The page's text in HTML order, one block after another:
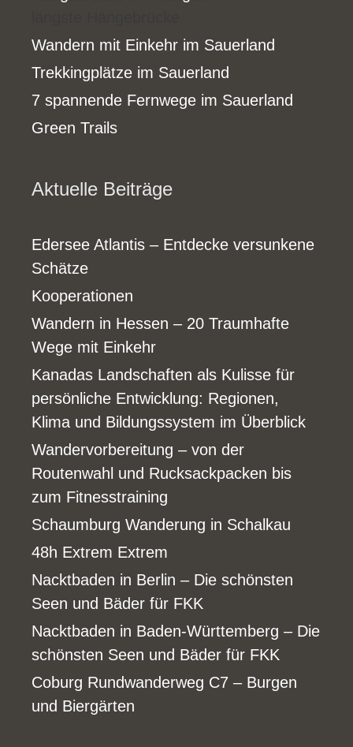
Wandern mit Einkehr im Sauerland
Trekkingplätze im Sauerland
7 spannende Fernwege im Sauerland
Green Trails
Aktuelle Beiträge
Edersee Atlantis – Entdecke versunkene
Schätze
Kooperationen
Wandern in Hessen – 20 Traumhafte
Wege mit Einkehr
Kanadas Landschaften als Kulisse für
persönliche Entwicklung: Regionen,
Klima und Bildungssystem im Überblick
Wandervorbereitung – von der
Routenwahl und Rucksackpacken bis
zum Fitnesstraining
Schaumburg Wanderung in Schalkau
48h Extrem Extrem
Nacktbaden in Berlin – Die schönsten
Seen und Bäder für FKK
Nacktbaden in Baden-Württemberg – Die
schönsten Seen und Bäder für FKK
Coburg Rundwanderweg C7 – Burgen
und Biergärten